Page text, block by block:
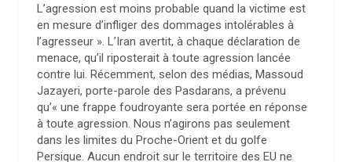
L’agression est moins probable quand la victime est
en mesure d’infliger des dommages intolérables à
l’agresseur ». L’Iran avertit, à chaque déclaration de
menace, qu’il riposterait à toute agression lancée
contre lui. Récemment, selon des médias, Massoud
Jazayeri, porte-parole des Pasdarans, a prévenu
qu’« une frappe foudroyante sera portée en réponse
à toute agression. Nous n’agirons pas seulement
dans les limites du Proche-Orient et du golfe
Persique. Aucun endroit sur le territoire des EU ne